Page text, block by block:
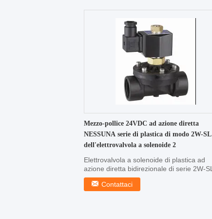
Mezzo-pollice 24VDC ad azione diretta
NESSUNA serie di plastica di modo 2W-SL
dell'elettrovalvola a solenoide 2
Elettrovalvola a solenoide di plastica ad
azione diretta bidirezionale di serie 2W-SL
(NO) medium di ...
Contattaci